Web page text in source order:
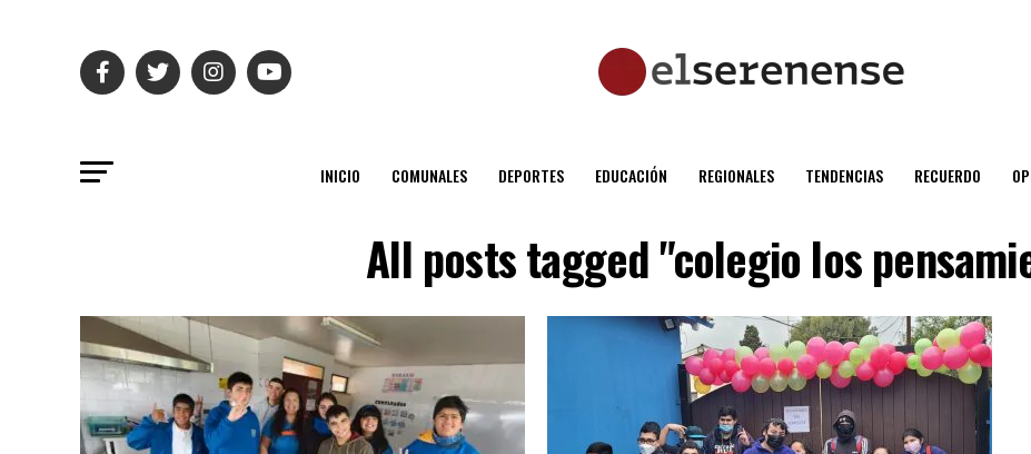
INICIO COMUNALES DEPORTES EDUCACIÓN REGIONALES TENDENCIAS RECUERDO
All posts tagged "colegio los